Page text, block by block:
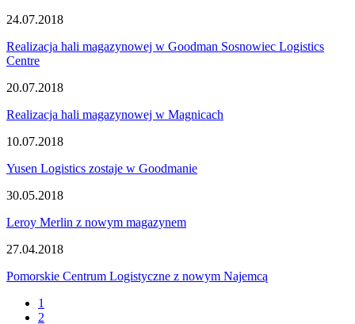
24.07.2018
Realizacja hali magazynowej w Goodman Sosnowiec Logistics
Centre
20.07.2018
Realizacja hali magazynowej w Magnicach
10.07.2018
Yusen Logistics zostaje w Goodmanie
30.05.2018
Leroy Merlin z nowym magazynem
27.04.2018
Pomorskie Centrum Logistyczne z nowym Najemcą
1
2